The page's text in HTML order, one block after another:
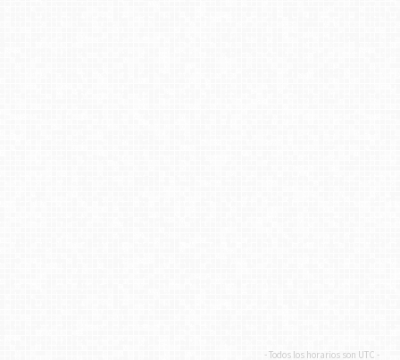
- Todos los horarios son UTC -